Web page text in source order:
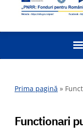
Prima pagină »
Functionari